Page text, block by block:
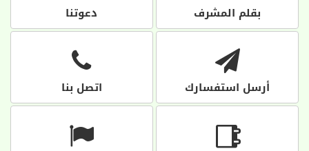
بقلم المشرف دعوتنا
أرسل استفسارك اتصل بنا